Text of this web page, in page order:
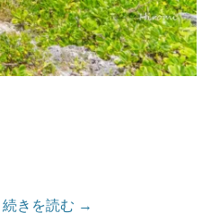
続きを読む →